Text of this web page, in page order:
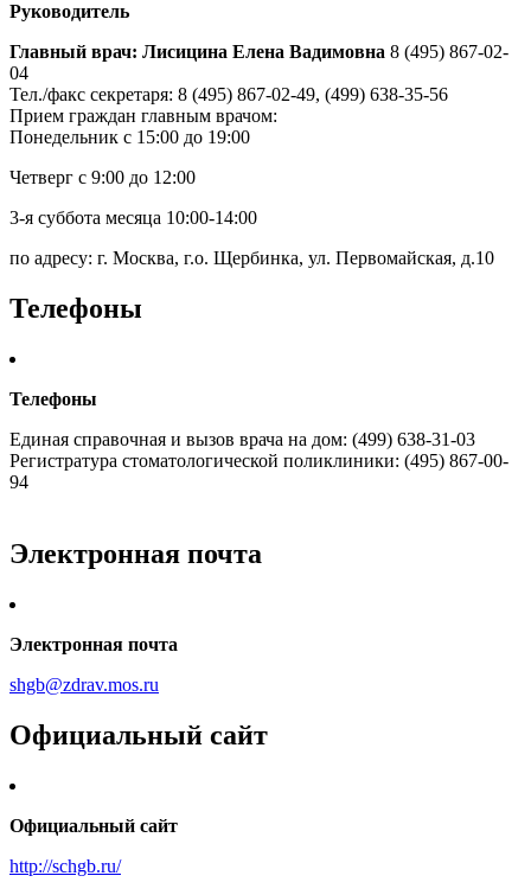
Руководитель
Главный врач: Лисицина Елена Вадимовна 8 (495) 867-02-
04
Тел./факс секретаря: 8 (495) 867-02-49, (499) 638-35-56
Прием граждан главным врачом:
Понедельник с 15:00 до 19:00
Четверг с 9:00 до 12:00
3-я суббота месяца 10:00-14:00
по адресу: г. Москва, г.о. Щербинка, ул. Первомайская, д.10
Телефоны
Телефоны
Единая справочная и вызов врача на дом: (499) 638-31-03
Регистратура стоматологической поликлиники: (495) 867-00-
94
Электронная почта
Электронная почта
shgb@zdrav.mos.ru
Официальный сайт
Официальный сайт
http://schgb.ru/